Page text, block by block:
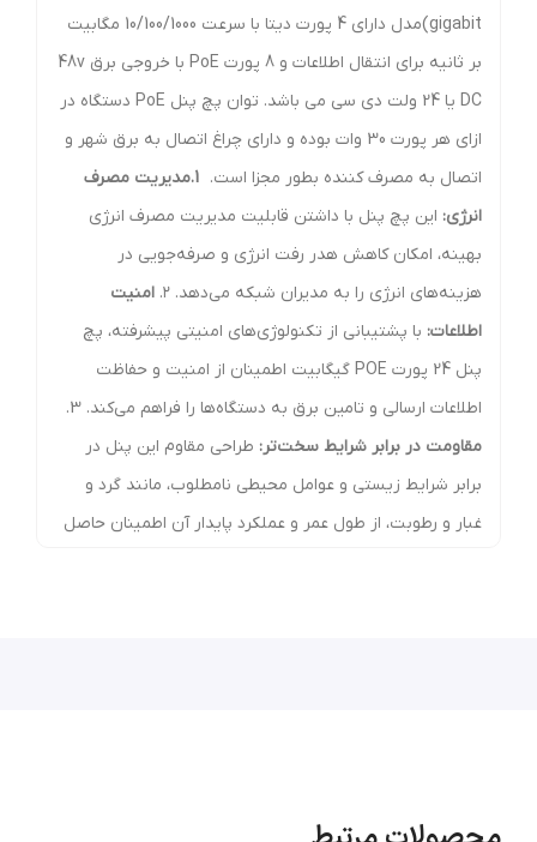
gigabit)مدل دارای 4 پورت دیتا با سرعت 10/100/1000 مگابیت
بر ثانیه برای انتقال اطلاعات و 8 پورت PoE با خروجی برق 48v
DC یا 24 ولت دی سی می باشد. توان پچ پنل PoE دستگاه در
ازای هر پورت 30 وات بوده و دارای چراغ اتصال به برق شهر و
اتصال به مصرف کننده بطور مجزا است.
1.مدیریت مصرف
انرژی: این پچ پنل با داشتن قابلیت مدیریت مصرف انرژی
بهینه، امکان کاهش هدر رفت انرژی و صرفه‌جویی در
هزینه‌های انرژی را به مدیران شبکه می‌دهد. ۲.
امنیت
اطلاعات: با پشتیبانی از تکنولوژی‌های امنیتی پیشرفته، پچ
پنل 24 پورت POE گیگابیت اطمینان از امنیت و حفاظت
اطلاعات ارسالی و تامین برق به دستگاه‌ها را فراهم می‌کند. 3.
مقاومت در برابر شرایط سخت‌تر: طراحی مقاوم این پنل در
برابر شرایط زیستی و عوامل محیطی نامطلوب، مانند گرد و
غبار و رطوبت، از طول عمر و عملکرد پایدار آن اطمینان حاصل